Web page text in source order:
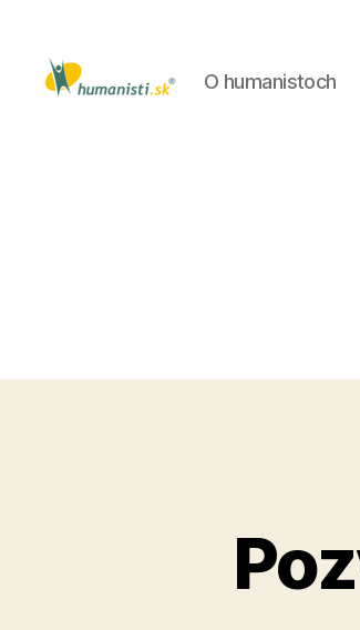
O humanistoch